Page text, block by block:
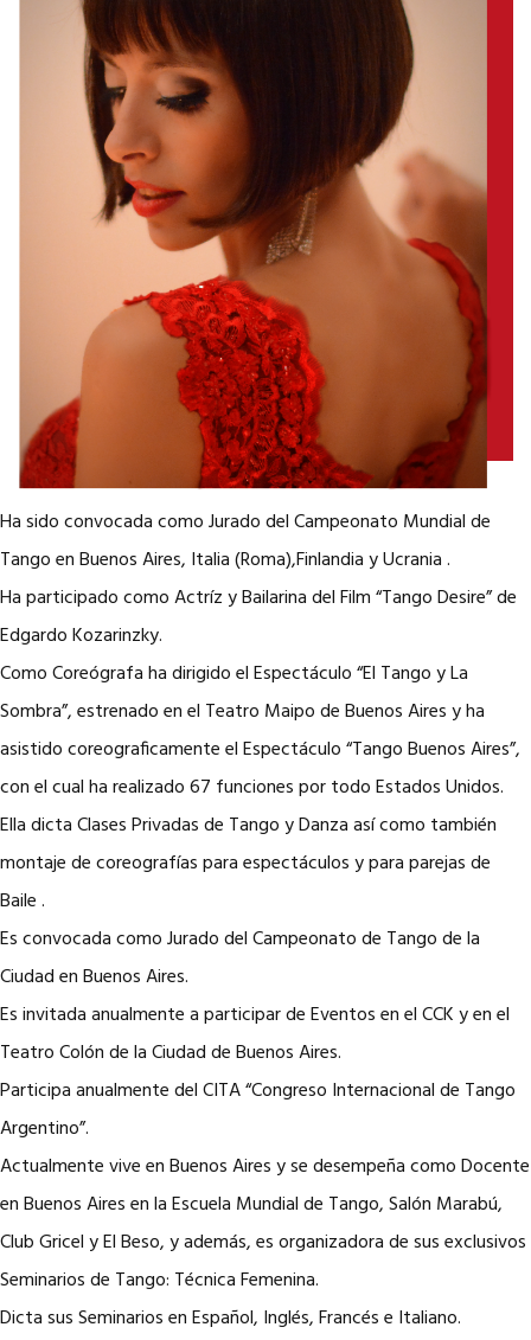
Ha sido convocada como Jurado del Campeonato Mundial de
Tango en Buenos Aires, Italia (Roma),Finlandia y Ucrania .
Ha participado como Actríz y Bailarina del Film “Tango Desire” de
Edgardo Kozarinzky.
Como Coreógrafa ha dirigido el Espectáculo “El Tango y La
Sombra”, estrenado en el Teatro Maipo de Buenos Aires y ha
asistido coreograficamente el Espectáculo “Tango Buenos Aires”,
con el cual ha realizado 67 funciones por todo Estados Unidos.
Ella dicta Clases Privadas de Tango y Danza así como también
montaje de coreografías para espectáculos y para parejas de
Baile .
Es convocada como Jurado del Campeonato de Tango de la
Ciudad en Buenos Aires.
Es invitada anualmente a participar de Eventos en el CCK y en el
Teatro Colón de la Ciudad de Buenos Aires.
Participa anualmente del CITA “Congreso Internacional de Tango
Argentino”.
Actualmente vive en Buenos Aires y se desempeña como Docente
en Buenos Aires en la Escuela Mundial de Tango, Salón Marabú,
Club Gricel y El Beso, y además, es organizadora de sus exclusivos
Seminarios de Tango: Técnica Femenina.
Dicta sus Seminarios en Español, Inglés, Francés e Italiano.